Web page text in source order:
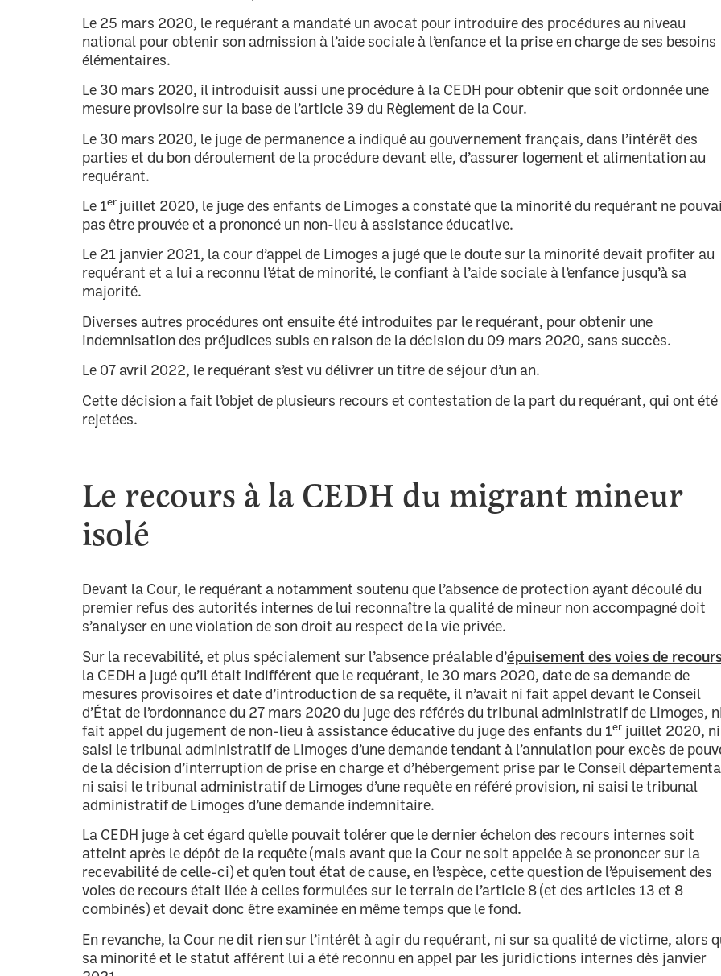
Le 25 mars 2020, le requérant a mandaté un avocat pour introduire des procédures au niveau
national pour obtenir son admission à l’aide sociale à l’enfance et la prise en charge de ses besoins
élémentaires.
Le 30 mars 2020, il introduisit aussi une procédure à la CEDH pour obtenir que soit ordonnée une
mesure provisoire sur la base de l’article 39 du Règlement de la Cour.
Le 30 mars 2020, le juge de permanence a indiqué au gouvernement français, dans l’intérêt des
parties et du bon déroulement de la procédure devant elle, d’assurer logement et alimentation au
requérant.
Le 1er juillet 2020, le juge des enfants de Limoges a constaté que la minorité du requérant ne
pas être prouvée et a prononcé un non-lieu à assistance éducative.
Le 21 janvier 2021, la cour d’appel de Limoges a jugé que le doute sur la minorité devait profiter au
requérant et a lui a reconnu l’état de minorité, le confiant à l’aide sociale à l’enfance jusqu’à sa
majorité.
Diverses autres procédures ont ensuite été introduites par le requérant, pour obtenir une
indemnisation des préjudices subis en raison de la décision du 09 mars 2020, sans succès.
Le 07 avril 2022, le requérant s’est vu délivrer un titre de séjour d’un an.
Cette décision a fait l’objet de plusieurs recours et contestation de la part du requérant, qui ont été
rejetées.
Le recours à la CEDH du migrant mineur
isolé
Devant la Cour, le requérant a notamment soutenu que l’absence de protection ayant découlé du
premier refus des autorités internes de lui reconnaître la qualité de mineur non accompagné doit
s’analyser en une violation de son droit au respect de la vie privée.
Sur la recevabilité, et plus spécialement sur l’absence préalable d’épuisement des voies de recours
la CEDH a jugé qu’il était indifférent que le requérant, le 30 mars 2020, date de sa demande de
mesures provisoires et date d’introduction de sa requête, il n’avait ni fait appel devant le Conseil
d’État de l’ordonnance du 27 mars 2020 du juge des référés du tribunal administratif de Limoges,
fait appel du jugement de non-lieu à assistance éducative du juge des enfants du 1er juillet 2020, ni
saisi le tribunal administratif de Limoges d’une demande tendant à l’annulation pour excès de
de la décision d’interruption de prise en charge et d’hébergement prise par le Conseil
ni saisi le tribunal administratif de Limoges d’une requête en référé provision, ni saisi le tribunal
administratif de Limoges d’une demande indemnitaire.
La CEDH juge à cet égard qu’elle pouvait tolérer que le dernier échelon des recours internes soit
atteint après le dépôt de la requête (mais avant que la Cour ne soit appelée à se prononcer sur la
recevabilité de celle-ci) et qu’en tout état de cause, en l’espèce, cette question de l’épuisement des
voies de recours était liée à celles formulées sur le terrain de l’article 8 (et des articles 13 et 8
combinés) et devait donc être examinée en même temps que le fond.
En revanche, la Cour ne dit rien sur l’intérêt à agir du requérant, ni sur sa qualité de victime, alors
sa minorité et le statut afférent lui a été reconnu en appel par les juridictions internes dès janvier